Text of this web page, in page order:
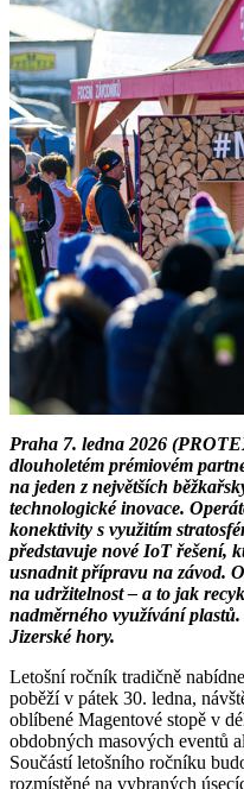
Praha 7. ledna 2026
dlouholetém prémiovém
na jeden z největších
technologické inovace.
konektivity s využitím
představuje nové IoT řešení,
usnadnit přípravu na závod.
na udržitelnost – a to jak
nadměrného využívání
Jizerské hory.
Letošní ročník tradičně
poběží v pátek 30. ledna,
oblíbené Magentové stopě v
obdobných masových eventů
Součástí letošního ročníku
rozmístěné na vybraných